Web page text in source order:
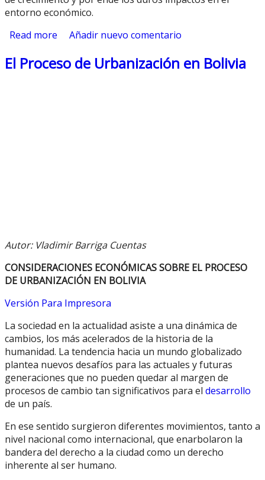
entorno económico.
Read more about Inflación en Ecuador
Añadir nuevo comentario
El Proceso de Urbanización en Bolivia
Autor: Vladimir Barriga Cuentas
CONSIDERACIONES ECONÓMICAS SOBRE EL PROCESO
DE URBANIZACIÓN EN BOLIVIA
Versión Para Impresora
La sociedad en la actualidad asiste a una dinámica de
cambios, los más acelerados de la historia de la
humanidad. La tendencia hacia un mundo globalizado
plantea nuevos desafíos para las actuales y futuras
generaciones que no pueden quedar al margen de
procesos de cambio tan significativos para el desarrollo
de un país.
En ese sentido surgieron diferentes movimientos, tanto a
nivel nacional como internacional, que enarbolaron la
bandera del derecho a la ciudad como un derecho
inherente al ser humano.